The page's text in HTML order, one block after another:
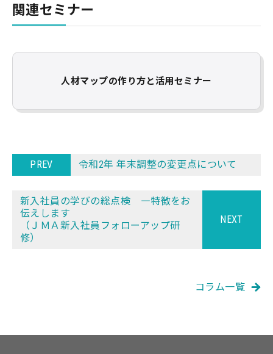
関連セミナー
人材マップの作り方と活用セミナー
PREV 令和2年 年末調整の変更点について
NEXT
新入社員の学びの総点検 ―特徴をお
伝えします
（ＪＭＡ新入社員フォローアップ研
修）
コラム一覧